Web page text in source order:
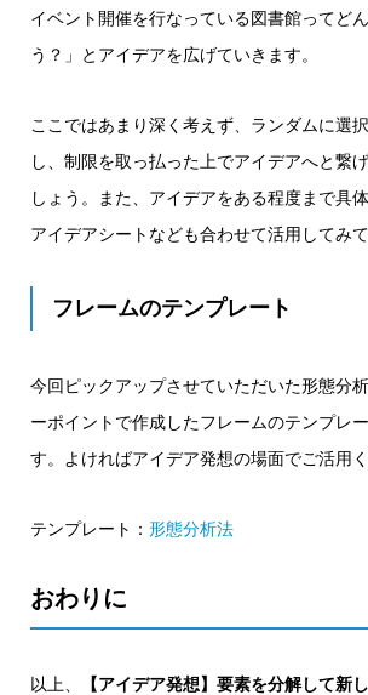
イベント開催を行なっている図書館ってど
う？」とアイデアを広げていきます。
ここではあまり深く考えず、ランダムに選
し、制限を取っ払った上でアイデアへと繋
しょう。また、アイデアをある程度まで具
アイデアシートなども合わせて活用してみて
フレームのテンプレート
今回ピックアップさせていただいた形態分
ーポイントで作成したフレームのテンプレ
す。よければアイデア発想の場面でご活用く
テンプレート： 形態分析法
おわりに
以上、
【アイデア発想】要素を分解して新